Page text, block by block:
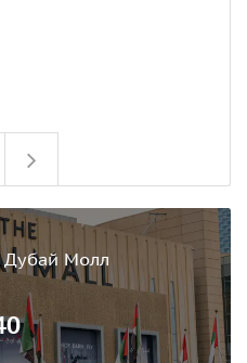
Дубай Молл